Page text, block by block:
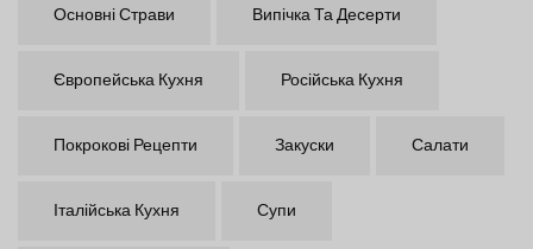
Основні Страви Випічка Та Десерти
Європейська Кухня Російська Кухня
Покрокові Рецепти Закуски Салати
Італійська Кухня Супи